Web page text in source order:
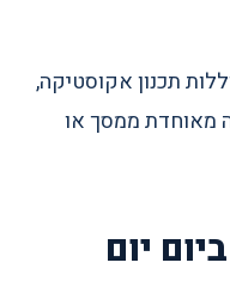
תכנון אקוסטיקה,
מאוחדת ממסך או
יום